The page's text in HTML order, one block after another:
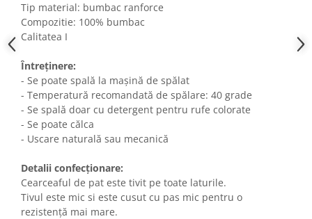
Tip material: bumbac ranforce
Compozitie: 100% bumbac
Calitatea I
Întreținere:
- Se poate spală la mașină de spălat
- Temperatură recomandată de spălare: 40 grade
- Se spală doar cu detergent pentru rufe colorate
- Se poate călca
- Uscare naturală sau mecanică
Detalii confecționare:
Cearceaful de pat este tivit pe toate laturile.
Tivul este mic si este cusut cu pas mic pentru o
rezistență mai mare.